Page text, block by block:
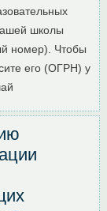
школы
номер). Чтобы
его (ОГРН) у